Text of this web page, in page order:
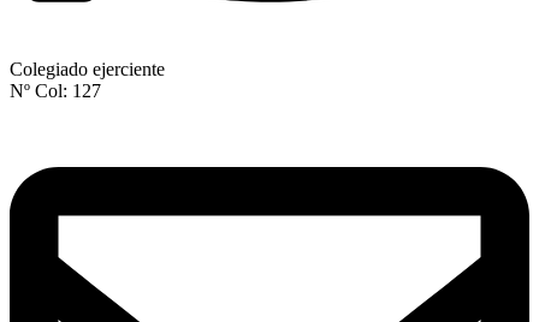
Colegiado ejerciente
Nº Col: 127